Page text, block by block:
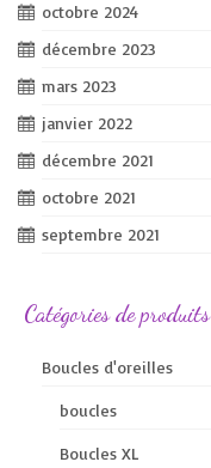
octobre 2024
décembre 2023
mars 2023
janvier 2022
décembre 2021
octobre 2021
septembre 2021
Catégories de produits
Boucles d'oreilles
boucles
Boucles XL